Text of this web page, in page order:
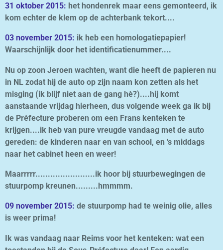
31 oktober 2015: het hondenrek maar eens gemonteerd, ik
kom echter de klem op de achterbank tekort....
03 november 2015: ik heb een homologatiepapier!
Waarschijnlijk door het identificatienummer....
Nu op zoon Jeroen wachten, want die heeft de papieren nu
in NL zodat hij de auto op zijn naam kon zetten als het
misging (ik blijf niet aan de gang hè?)....hij komt
aanstaande vrijdag hierheen, dus volgende week ga ik bij
de Préfecture proberen om een Frans kenteken te
krijgen....ik heb van pure vreugde vandaag met de auto
gereden: de kinderen naar en van school, en 's middags
naar het cabinet heen en weer!
Maarrrrr........................ik hoor bij stuurbewegingen de
stuurpomp kreunen.........hmmmm.
09 november 2015: de stuurpomp had te weinig olie, alles
is weer prima!
Ik was vandaag naar Reims voor het kenteken: wat een